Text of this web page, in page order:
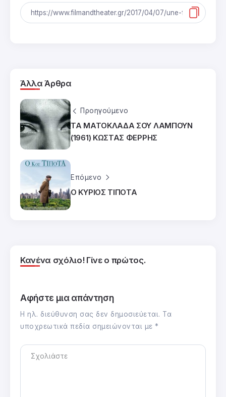
Άλλα Άρθρα
Προηγούμενο
ΤΑ ΜΑΤΟΚΛΑΔΑ ΣΟΥ ΛΑΜΠΟΥΝ
(1961) ΚΩΣΤΑΣ ΦΕΡΡΗΣ
Επόμενο
Ο ΚΥΡΙΟΣ ΤΙΠΟΤΑ
Κανένα σχόλιο! Γίνε ο πρώτος.
Αφήστε μια απάντηση
Η ηλ. διεύθυνση σας δεν δημοσιεύεται. Τα
υποχρεωτικά πεδία σημειώνονται με *